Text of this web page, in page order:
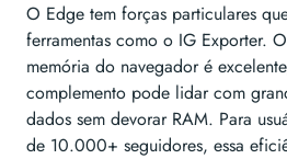
O Edge tem forças particulares
ferramentas como o IG Exporter.
memória do navegador é
complemento pode lidar com
dados sem devorar RAM. Para
de 10.000+ seguidores, essa